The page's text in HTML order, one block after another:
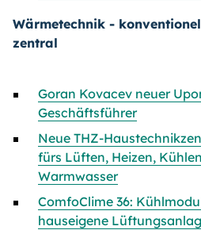
Wärmetechnik -
zentral
Goran Kovacev neuer
Geschäftsführer
Neue THZ-
fürs Lüften, Heizen,
Warmwasser
ComfoClime 36:
hauseigene